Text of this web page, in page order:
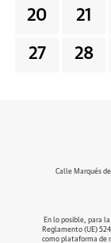
20 21
27 28
Calle Marqués
En lo posible, para
Reglamento (UE)
como plataforma de